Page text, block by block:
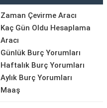
Zaman Çevirme Aracı
Kaç Gün Oldu Hesaplama
Aracı
Günlük Burç Yorumları
Haftalık Burç Yorumları
Aylık Burç Yorumları
Maaş